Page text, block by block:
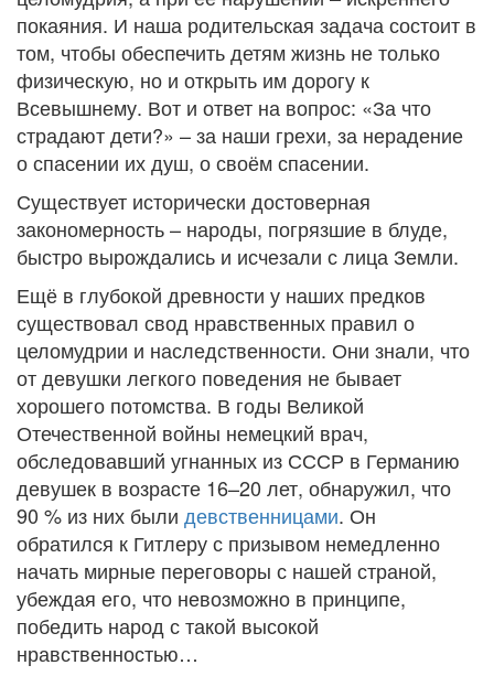
покаяния. И наша родительская задача состоит в
том, чтобы обеспечить детям жизнь не только
физическую, но и открыть им дорогу к
Всевышнему. Вот и ответ на вопрос: «За что
страдают дети?» – за наши грехи, за нерадение
о спасении их душ, о своём спасении.
Существует исторически достоверная
закономерность – народы, погрязшие в блуде,
быстро вырождались и исчезали с лица Земли.
Ещё в глубокой древности у наших предков
существовал свод нравственных правил о
целомудрии и наследственности. Они знали, что
от девушки легкого поведения не бывает
хорошего потомства. В годы Великой
Отечественной войны немецкий врач,
обследовавший угнанных из СССР в Германию
девушек в возрасте 16–20 лет, обнаружил, что
90 % из них были девственницами. Он
обратился к Гитлеру с призывом немедленно
начать мирные переговоры с нашей страной,
убеждая его, что невозможно в принципе,
победить народ с такой высокой
нравственностью…